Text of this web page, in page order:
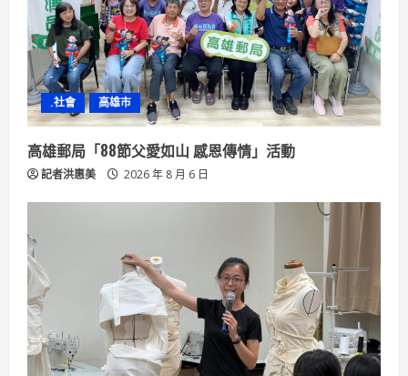
a
d
i
n
g
.社會 高雄市
高雄郵局「88節父愛如山 感恩傳情」活動
記者洪惠美 2026 年 8 月 6 日